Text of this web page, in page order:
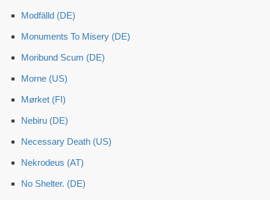
Modfälld (DE)
Monuments To Misery (DE)
Moribund Scum (DE)
Morne (US)
Mørket (FI)
Nebiru (DE)
Necessary Death (US)
Nekrodeus (AT)
No Shelter. (DE)